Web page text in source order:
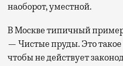
наоборот, уместной.
В Москве типичный
— Чистые пруды. Это такое
чтобы не действует